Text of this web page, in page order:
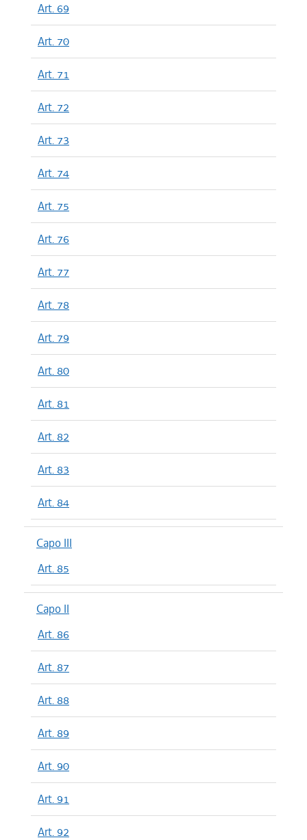
Art. 69
Art. 70
Art. 71
Art. 72
Art. 73
Art. 74
Art. 75
Art. 76
Art. 77
Art. 78
Art. 79
Art. 80
Art. 81
Art. 82
Art. 83
Art. 84
Capo III
Art. 85
Capo II
Art. 86
Art. 87
Art. 88
Art. 89
Art. 90
Art. 91
Art. 92